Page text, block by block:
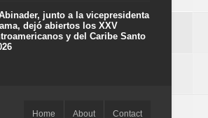
junto a la vicepresidenta
dejó abiertos los XXV
y del Caribe Santo
Home About Contact